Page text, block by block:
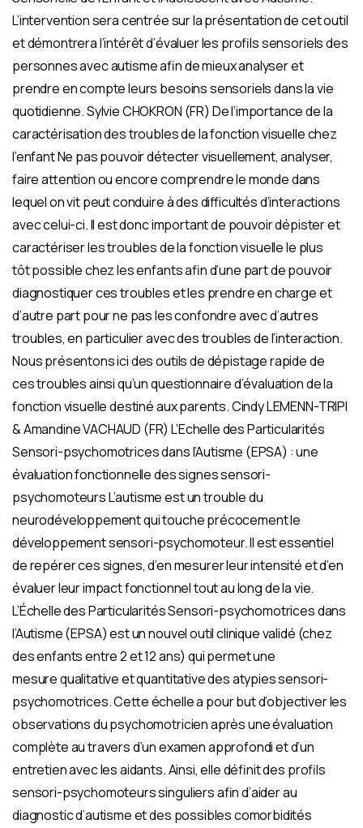
L’intervention sera centrée sur la présentation de cet outil
et démontrera l’intérêt d’évaluer les profils sensoriels des
personnes avec autisme afin de mieux analyser et
prendre en compte leurs besoins sensoriels dans la vie
quotidienne. Sylvie CHOKRON (FR) De l’importance de la
caractérisation des troubles de la fonction visuelle chez
l’enfant Ne pas pouvoir détecter visuellement, analyser,
faire attention ou encore comprendre le monde dans
lequel on vit peut conduire à des difficultés d’interactions
avec celui-ci. Il est donc important de pouvoir dépister et
caractériser les troubles de la fonction visuelle le plus
tôt possible chez les enfants afin d’une part de pouvoir
diagnostiquer ces troubles et les prendre en charge et
d’autre part pour ne pas les confondre avec d’autres
troubles, en particulier avec des troubles de l’interaction.
Nous présentons ici des outils de dépistage rapide de
ces troubles ainsi qu’un questionnaire d’évaluation de la
fonction visuelle destiné aux parents. Cindy LEMENN-TRIPI
& Amandine VACHAUD (FR) L’Echelle des Particularités
Sensori-psychomotrices dans l’Autisme (EPSA) : une
évaluation fonctionnelle des signes sensori-
psychomoteurs L’autisme est un trouble du
neurodéveloppement qui touche précocement le
développement sensori-psychomoteur. Il est essentiel
de repérer ces signes, d’en mesurer leur intensité et d’en
évaluer leur impact fonctionnel tout au long de la vie.
L’Échelle des Particularités Sensori-psychomotrices dans
l’Autisme (EPSA) est un nouvel outil clinique validé (chez
des enfants entre 2 et 12 ans) qui permet une
mesure qualitative et quantitative des atypies sensori-
psychomotrices. Cette échelle a pour but d’objectiver les
observations du psychomotricien après une évaluation
complète au travers d’un examen approfondi et d’un
entretien avec les aidants. Ainsi, elle définit des profils
sensori-psychomoteurs singuliers afin d’aider au
diagnostic d’autisme et des possibles comorbidités